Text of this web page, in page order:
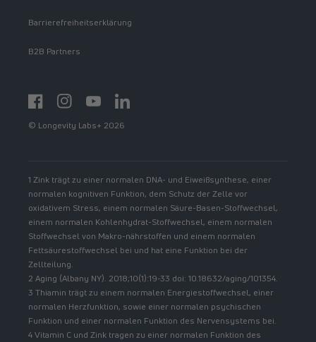
Barrierefreiheitserklärung
B2B Partners
FacebookInstagramYouTubehttps://www.linkedin.com/showcase/
© Longevity Labs+ 2026
1 Zink trägt zu einer normalen DNA- und Eiweißsynthese, einer
normalen kognitiven Funktion, dem Schutz der Zelle vor
oxidativem Stress, einem normalen Säure-Basen-Stoffwechsel,
einem normalen Kohlenhydrat-Stoffwechsel, einem normalen
Stoffwechsel von Makro-nährstoffen und einem normalen
Fettsäurestoffwechsel bei und hat eine Funktion bei der
Zellteilung.
2 Aging (Albany NY). 2018;10(1):19-33 doi: 10.18632/aging/101354.
3 Thiamin trägt zu einem normalen Energiestoffwechsel, einer
normalen Herzfunktion, sowie einer normalen psychischen
Funktion und einer normalen Funktion des Nervensystems bei.
4 Vitamin C und Zink tragen zu einer normalen Funktion des